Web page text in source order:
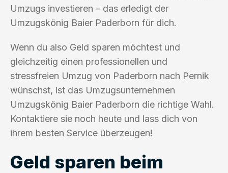
Umzugs investieren – das erledigt der
Umzugskönig Baier Paderborn für dich.
Wenn du also Geld sparen möchtest und
gleichzeitig einen professionellen und
stressfreien Umzug von Paderborn nach Pernik
wünschst, ist das Umzugsunternehmen
Umzugskönig Baier Paderborn die richtige Wahl.
Kontaktiere sie noch heute und lass dich von
ihrem besten Service überzeugen!
Geld sparen beim